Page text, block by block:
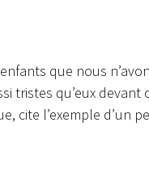
que nous
tristes qu’eux
cite l’exemple d’un